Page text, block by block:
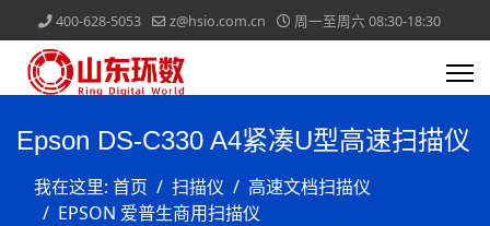
400-628-5053 z@hsio.com.cn 周一至周六 08:30-18:30
Epson DS-C330 A4紧凑U型高速扫描仪
我在这里: 首页 扫描仪
高速文档扫描仪
EPSON 爱普生商用扫描仪